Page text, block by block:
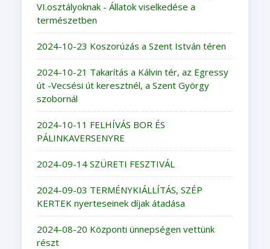
VI.osztályoknak - Állatok viselkedése a
természetben
2024-10-23 Koszorúzás a Szent István téren
2024-10-21 Takarítás a Kálvin tér, az Egressy
út -Vecsési út keresztnél, a Szent György
szobornál
2024-10-11 FELHÍVÁS BOR ÉS
PÁLINKAVERSENYRE
2024-09-14 SZÜRETI FESZTIVÁL
2024-09-03 TERMÉNYKIÁLLÍTÁS, SZÉP
KERTEK nyerteseinek díjak átadása
2024-08-20 Központi ünnepségen vettünk
részt